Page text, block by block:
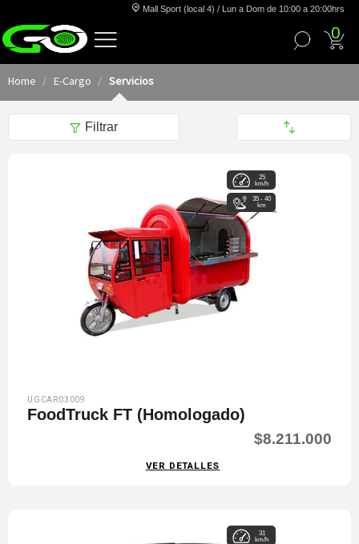
Mall Sport (local 4) / Lun a Dom de 10:00 a 20:00hrs
0
Home E-Cargo Servicios
Filtrar
25
km/h
35 - 40
km
UGCAR03009
FoodTruck FT (Homologado)
$8.211.000
VER DETALLES
31
km/h